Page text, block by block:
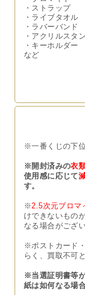
・ストラップ
・ライブタオル
・ラバーバンド
・アクリルスタ
・キーホルダー
など
※一番くじの下
※開封済みの衣
使用感に応じて
す。
※ 2.5次元ブロマ
けできないもの
なる場合がござ
※ポストカード
らく、買取不可
※当選証明書等
紙は如何なる場